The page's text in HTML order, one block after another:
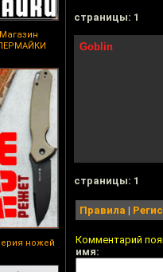
Магазин
ножей
cтраницы: 1
Goblin
cтраницы: 1
Правила |
Комментарий
имя: